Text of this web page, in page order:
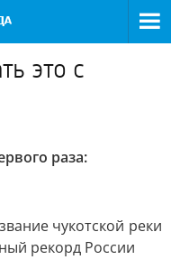
это с
раза:
чукотской реки
рекорд России